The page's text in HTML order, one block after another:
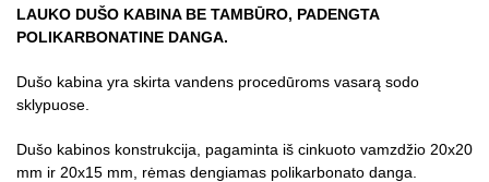
LAUKO DUŠO KABINA BE TAMBŪRO, PADENGTA
POLIKARBONATINE DANGA.
Dušo kabina yra skirta vandens procedūroms vasarą sodo
sklypuose.
Dušo kabinos konstrukcija, pagaminta iš cinkuoto vamzdžio 20x20
mm ir 20x15 mm, rėmas dengiamas polikarbonato danga.